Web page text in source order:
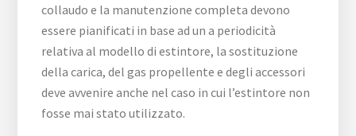
collaudo e la manutenzione completa devono
essere pianificati in base ad un a periodicità
relativa al modello di estintore, la sostituzione
della carica, del gas propellente e degli accessori
deve avvenire anche nel caso in cui l’estintore non
fosse mai stato utilizzato.